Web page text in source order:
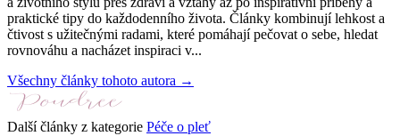
praktické tipy do každodenního života. Články kombinují lehkost a
čtivost s užitečnými radami, které pomáhají pečovat o sebe, hledat
rovnováhu a nacházet inspiraci v...
Všechny články tohoto autora →
Další články z kategorie Péče o pleť